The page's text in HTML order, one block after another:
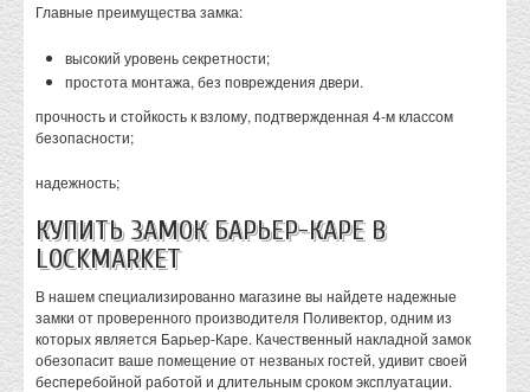
Главные преимущества замка:
высокий уровень секретности;
простота монтажа, без повреждения двери.
прочность и стойкость к взлому, подтвержденная 4-м классом
безопасности;
надежность;
КУПИТЬ ЗАМОК БАРЬЕР-КАРЕ В
LOCKMARKET
В нашем специализированно магазине вы найдете надежные
замки от проверенного производителя Поливектор, одним из
которых является Барьер-Каре. Качественный накладной замок
обезопасит ваше помещение от незваных гостей, удивит своей
бесперебойной работой и длительным сроком эксплуатации.